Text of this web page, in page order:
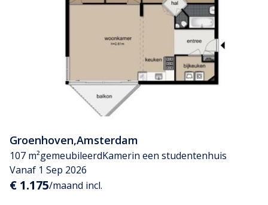
Groenhoven,Amsterdam
107 m²gemeubileerdKamerin een studentenhuis
Vanaf 1 Sep 2026
€ 1.175/maand incl.